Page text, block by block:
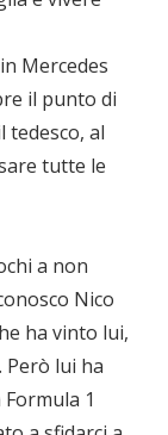
Mercedes
il punto di
al
tutte le
a non
Nico
ha vinto lui,
Però lui ha
1